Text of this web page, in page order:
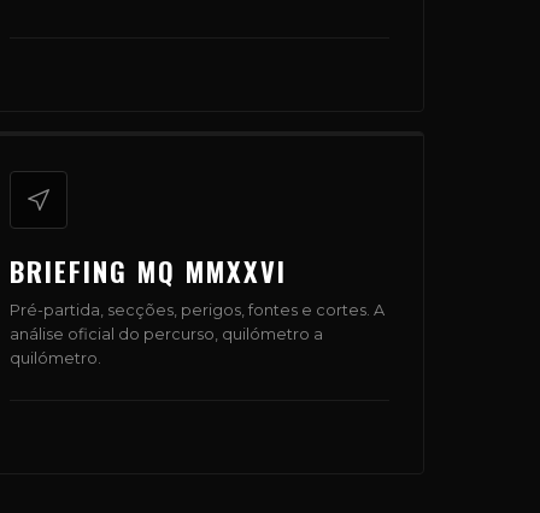
BRIEFING MQ MMXXVI
Pré-partida, secções, perigos, fontes e cortes. A
análise oficial do percurso, quilómetro a
quilómetro.